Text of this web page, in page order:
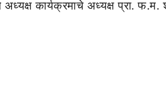
कार्यक्रमाचे अध्यक्ष प्रा.